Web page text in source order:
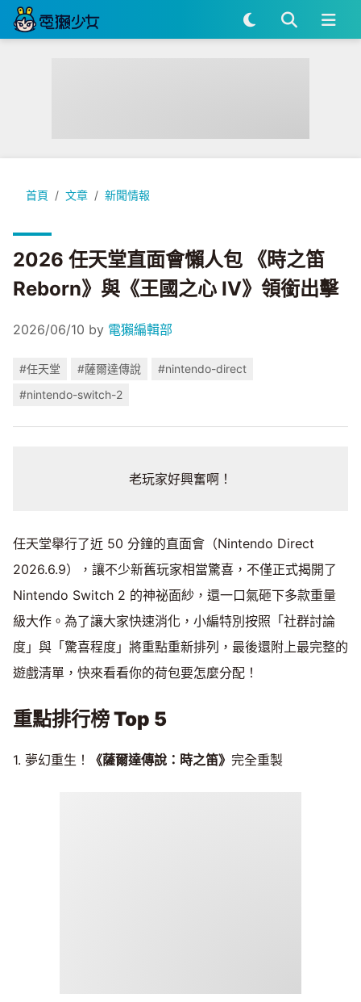
首頁 文章 新聞情報
2026 任天堂直面會懶人包 《時之笛 Reborn》與《王國之心
2026 任天堂直面會懶人包 《時之笛
Reborn》與《王國之心 IV》領銜出擊
2026/06/10 by 電獺編輯部
#任天堂 #薩爾達傳說
#nintendo-direct
#nintendo-switch-2
老玩家好興奮啊！
任天堂舉行了近 50 分鐘的直面會（Nintendo Direct
2026.6.9），讓不少新舊玩家相當驚喜，不僅正式揭開了
Nintendo Switch 2 的神祕面紗，還一口氣砸下多款重量
級大作。為了讓大家快速消化，小編特別按照「社群討論
度」與「驚喜程度」將重點重新排列，最後還附上最完整的
遊戲清單，快來看看你的荷包要怎麼分配！
重點排行榜 Top 5
1. 夢幻重生！ 《薩爾達傳說：時之笛》 完全重製